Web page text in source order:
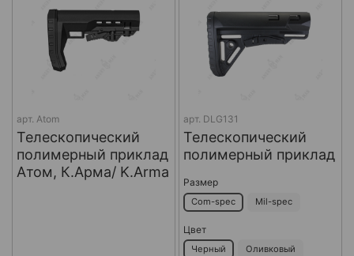
арт. Atom
Телескопический
полимерный приклад
Атом, К.Арма/ K.Arma
арт. DLG131
Телескопический
полимерный приклад
Размер
Com-spec Mil-spec
Цвет
Черный Оливковый